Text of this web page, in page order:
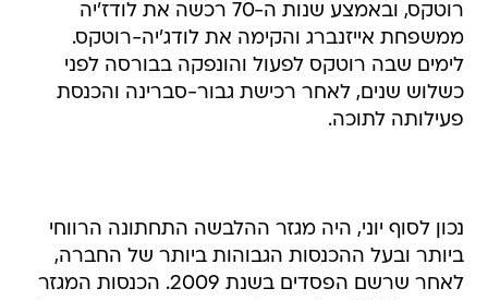
רוטקס, ובאמצע שנות ה-70 רכשה את לודז'יה
ממשפחת אייזנברג והקימה את לודג'יה-רוטקס.
לימים שבה רוטקס לפעול והונפקה בבורסה לפני
כשלוש שנים, לאחר רכישת גבור-סברינה והכנסת
פעילותה לתוכה.
נכון לסוף יוני, היה מגזר ההלבשה התחתונה הרווחי
ביותר ובעל ההכנסות הגבוהות ביותר של החברה,
לאחר שרשם הפסדים בשנת 2009. הכנסות המגזר